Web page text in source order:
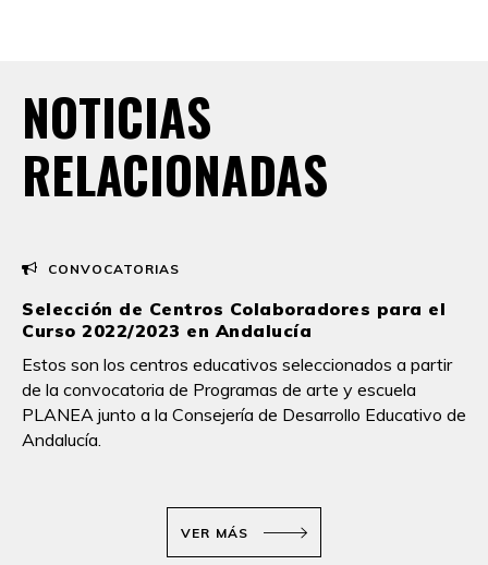
NOTICIAS
RELACIONADAS
CONVOCATORIAS
Selección de Centros Colaboradores para el
Curso 2022/2023 en Andalucía
Estos son los centros educativos seleccionados a partir
de la convocatoria de Programas de arte y escuela
PLANEA junto a la Consejería de Desarrollo Educativo de
Andalucía.
VER MÁS